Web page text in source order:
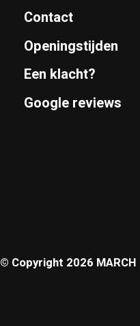
Contact
Openingstijden
Een klacht?
Google reviews
© Copyright 2026 MARCH